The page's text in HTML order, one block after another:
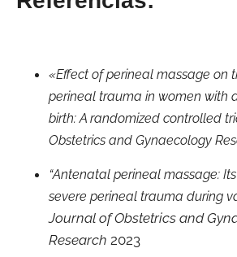
«Effect of perineal massage on
perineal trauma in women with
birth: A randomized controlled
Obstetrics and Gynaecology
“Antenatal perineal massage:
severe perineal trauma during
Journal of Obstetrics and
Research 2023